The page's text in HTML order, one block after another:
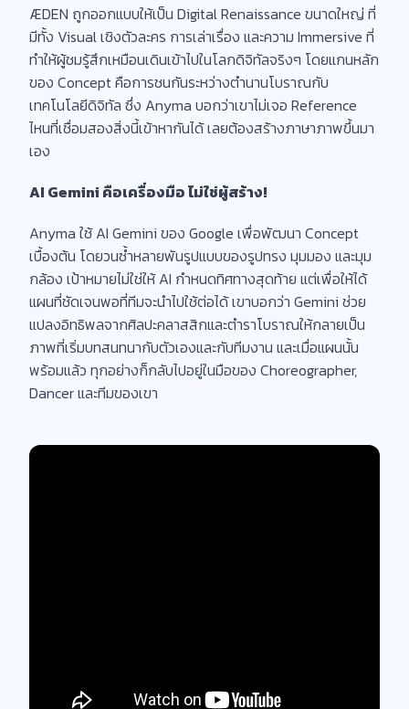
ÆDEN ถูกออกแบบให้เป็น Digital Renaissance ขนาดใหญ่ ที่
มีทั้ง Visual เชิงตัวละคร การเล่าเรื่อง และความ Immersive ที่
ทำให้ผู้ชมรู้สึกเหมือนเดินเข้าไปในโลกดิจิทัลจริงๆ โดยแกนหลัก
ของ Concept คือการชนกันระหว่างตำนานโบราณกับ
เทคโนโลยีดิจิทัล ซึ่ง Anyma บอกว่าเขาไม่เจอ Reference
ไหนที่เชื่อมสองสิ่งนี้เข้าหากันได้ เลยต้องสร้างภาษาภาพขึ้นมา
เอง
AI Gemini คือเครื่องมือ ไม่ใช่ผู้สร้าง!
Anyma ใช้ AI Gemini ของ Google เพื่อพัฒนา Concept
เบื้องต้น โดยวนซ้ำหลายพันรูปแบบของรูปทรง มุมมอง และมุม
กล้อง เป้าหมายไม่ใช่ให้ AI กำหนดทิศทางสุดท้าย แต่เพื่อให้ได้
แผนที่ชัดเจนพอที่ทีมจะนำไปใช้ต่อได้ เขาบอกว่า Gemini ช่วย
แปลงอิทธิพลจากศิลปะคลาสสิกและตำราโบราณให้กลายเป็น
ภาพที่เริ่มบทสนทนากับตัวเองและกับทีมงาน และเมื่อแผนนั้น
พร้อมแล้ว ทุกอย่างก็กลับไปอยู่ในมือของ Choreographer,
Dancer และทีมของเขา